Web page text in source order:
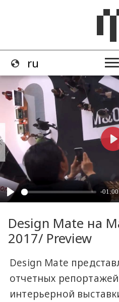
Design Mate на
2017/ Preview
Design Mate
отчетных
интерьерной